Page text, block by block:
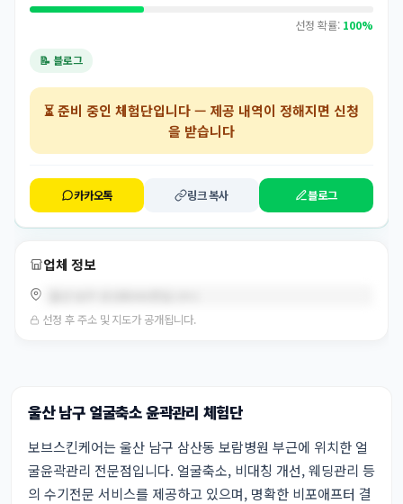
선정 확률: 100%
📝 블로그
⏳준비 중인 체험단입니다 — 제공 내역이 정해지면 신청
을 받습니다
카카오톡 링크 복사 블로그
업체 정보
선정 후 주소 및 지도가 공개됩니다.
울산 남구 얼굴축소 윤곽관리 체험단
보브스킨케어는 울산 남구 삼산동 보람병원 부근에 위치한 얼
굴윤곽관리 전문점입니다. 얼굴축소, 비대칭 개선, 웨딩관리 등
의 수기전문 서비스를 제공하고 있으며, 명확한 비포애프터 결